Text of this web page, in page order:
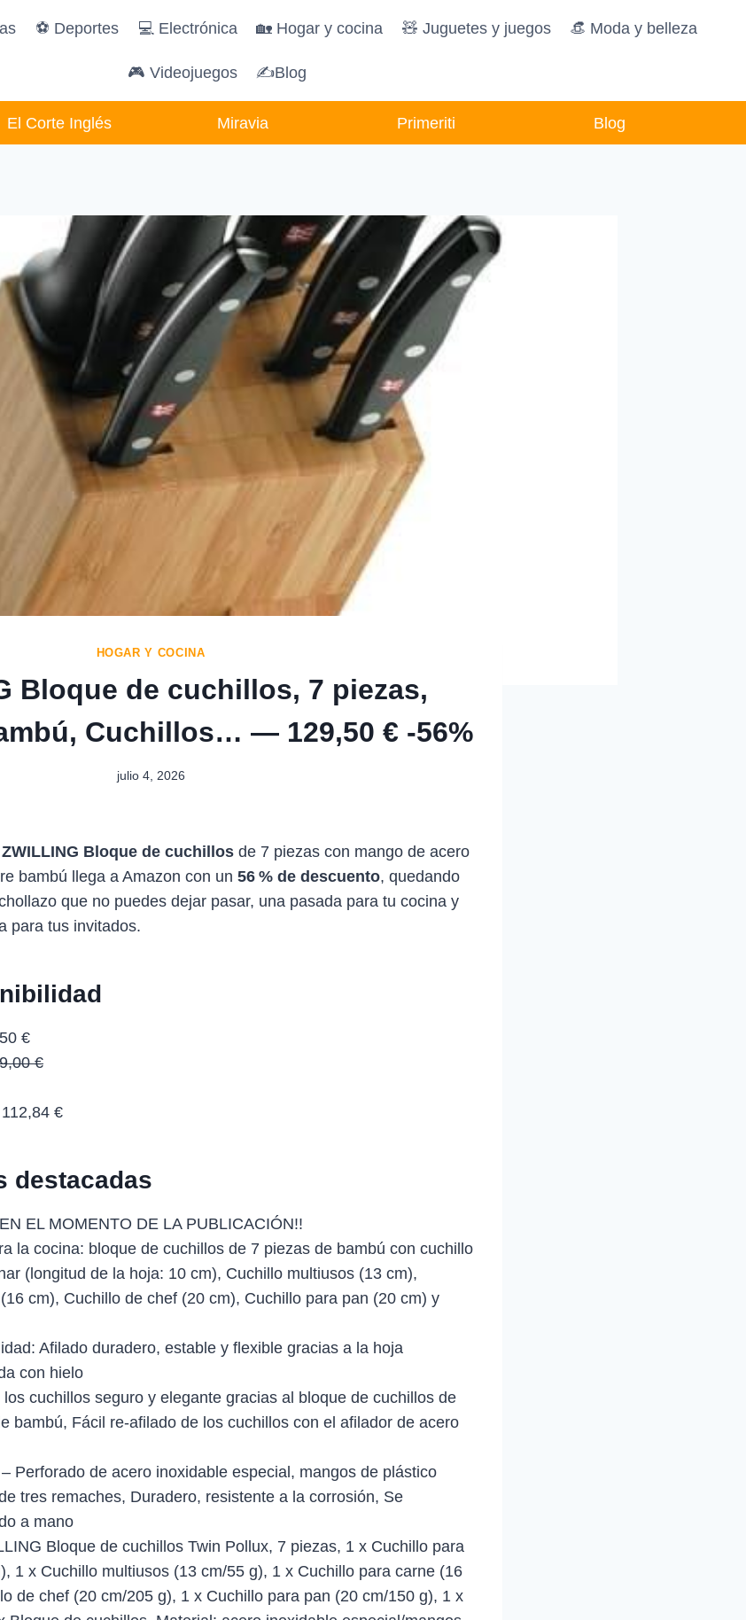
️⚽️ Deportes 💻 Electrónica 🏡 Hogar y cocina 🧸️ Juguetes y juegos 👒 Moda y belleza
🎮 Videojuegos ✍Blog
El Corte Inglés Miravia Primeriti Blog
HOGAR Y COCINA
Bloque de cuchillos, 7 piezas,
Cuchillos… — 129,50 € -56%
julio 4, 2026
ZWILLING Bloque de cuchillos de 7 piezas con mango de acero
bambú llega a Amazon con un 56 % de descuento, quedando
que no puedes dejar pasar, una pasada para tu cocina y
para tus invitados.
€
€
112,84 €
destacadas
EL MOMENTO DE LA PUBLICACIÓN!!
la cocina: bloque de cuchillos de 7 piezas de bambú con cuchillo
(longitud de la hoja: 10 cm), Cuchillo multiusos (13 cm),
cm), Cuchillo de chef (20 cm), Cuchillo para pan (20 cm) y
Afilado duradero, estable y flexible gracias a la hoja
con hielo
cuchillos seguro y elegante gracias al bloque de cuchillos de
bambú, Fácil re-afilado de los cuchillos con el afilador de acero
Perforado de acero inoxidable especial, mangos de plástico
tres remaches, Duradero, resistente a la corrosión, Se
a mano
Bloque de cuchillos Twin Pollux, 7 piezas, 1 x Cuchillo para
1 x Cuchillo multiusos (13 cm/55 g), 1 x Cuchillo para carne (16
de chef (20 cm/205 g), 1 x Cuchillo para pan (20 cm/150 g), 1 x